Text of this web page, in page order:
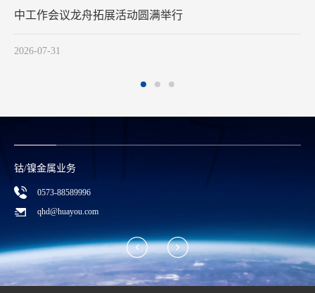
合规举报方式
0573—88589103
report@huayou.com